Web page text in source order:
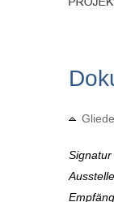
Signatur